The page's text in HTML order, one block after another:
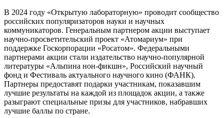
В 2024 году «Открытую лабораторную» проводит сообщество
российских популяризаторов науки и научных
коммуникаторов. Генеральным партнером акции выступает
научно-просветительский проект «Атомариум» при
поддержке Госкорпорации «Росатом». Федеральными
партнерами акции стали издательство научно-популярной
литературы «Альпина нон-фикшн», Российский научный
фонд и Фестиваль актуального научного кино (ФАНК).
Партнеры предоставят подарки участникам, показавшим
лучшие результаты на каждой из площадок акции, а также
разыграют специальные призы для участников, набравших
лучшие баллы по стране.